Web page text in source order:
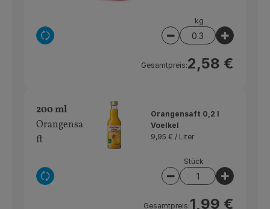
Auswahl ändern
kg
Artikelanzahl
Gesamtpreis:2,58 €
200 ml
Orangensa
ft
Auswahl ändern
Orangensaft 0,2 l
Voelkel
9,95 € / Liter
Stück
Artikelanzahl
Gesamtpreis:1,99 €